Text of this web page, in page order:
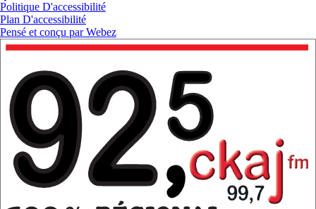
Politique D'accessibilité
Plan D'accessibilité
Pensé et conçu parWebez